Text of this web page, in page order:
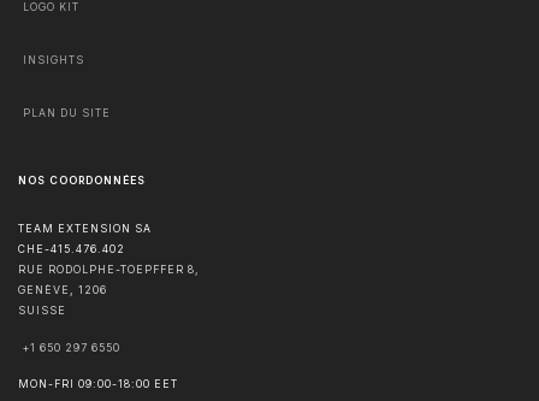
LOGO KIT
INSIGHTS
PLAN DU SITE
NOS COORDONNÉES
TEAM EXTENSION SA
CHE-415.476.402
RUE RODOLPHE-TOEPFFER 8,
GENÈVE
1206
SUISSE
+1 650 297 6550
MON-FRI 09:00-18:00 EET